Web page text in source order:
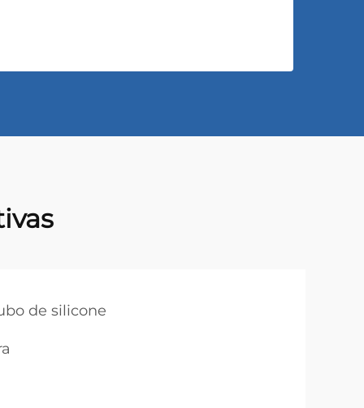
de silicone